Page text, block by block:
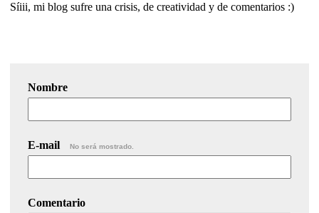
Síiii, mi blog sufre una crisis, de creatividad y de comentarios :)
Nombre
E-mail No será mostrado.
Comentario